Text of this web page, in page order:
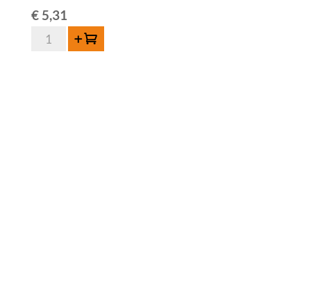
€5,31
Boon
Toevoegen